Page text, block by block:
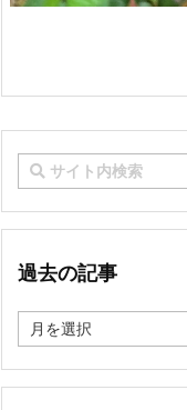
過去の記事
去
記